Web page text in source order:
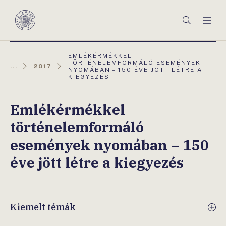
Magyar
Keresés
... 2017
AKTUÁLIS
OLDAL:
EMLÉKÉRMÉKKEL
TÖRTÉNELEMFORMÁLÓ ESEMÉNYEK
NYOMÁBAN – 150 ÉVE JÖTT LÉTRE A
KIEGYEZÉS
Emlékérmékkel
történelemformáló
események nyomában – 150
éve jött létre a kiegyezés
Kiemelt témák